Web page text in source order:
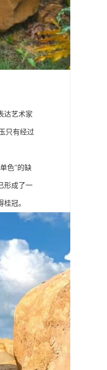
达艺术家
只有经过
色”的缺
形成了一
冠。